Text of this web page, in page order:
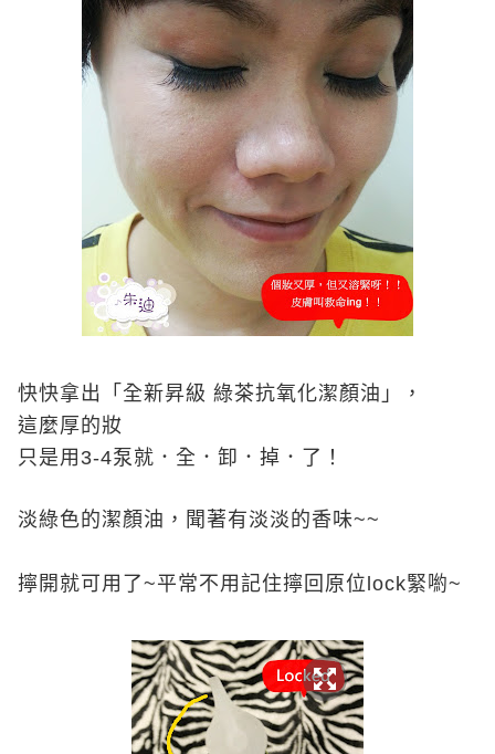
快快拿出「全新昇級 綠茶抗氧化潔顏油」，
這麼厚的妝
只是用 3-4泵就．全．卸．掉．了！
淡綠色的潔顏油，聞著有淡淡的香味~~
擰開就可用了~平常不用記住擰回原位lock緊喲~